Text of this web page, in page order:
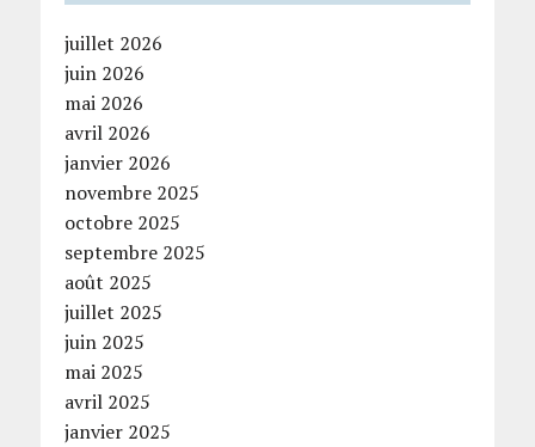
juillet 2026
juin 2026
mai 2026
avril 2026
janvier 2026
novembre 2025
octobre 2025
septembre 2025
août 2025
juillet 2025
juin 2025
mai 2025
avril 2025
janvier 2025